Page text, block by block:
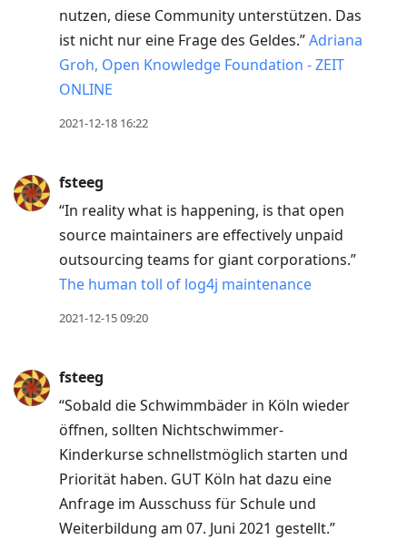
nutzen, diese Community unterstützen. Das
ist nicht nur eine Frage des Geldes.”Adriana
Groh, Open Knowledge Foundation - ZEIT
ONLINE
2021-12-18 16:22
fsteeg
“In reality what is happening, is that open
source maintainers are effectively unpaid
outsourcing teams for giant corporations.”
The human toll of log4j maintenance
2021-12-15 09:20
fsteeg
“Sobald die Schwimmbäder in Köln wieder
öffnen, sollten Nichtschwimmer-
Kinderkurse schnellstmöglich starten und
Priorität haben. GUT Köln hat dazu eine
Anfrage im Ausschuss für Schule und
Weiterbildung am 07. Juni 2021 gestellt.”